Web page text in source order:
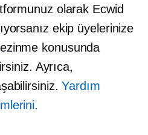
olarak Ecwid
ekip üyelerinize
konusunda
Ayrıca,
Yardım
.